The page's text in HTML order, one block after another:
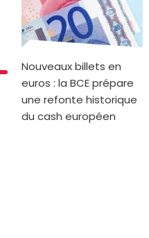
Nouveaux billets en
euros : la BCE prépare
une refonte historique
du cash européen